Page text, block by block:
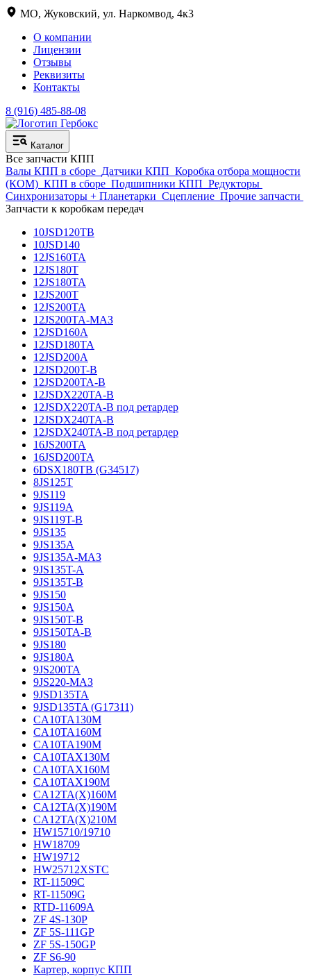
МО, Жуковский, ул. Наркомвод, 4к3
О компании
Лицензии
Отзывы
Реквизиты
Контакты
8 (916) 485-88-08
Каталог
Все запчасти КПП
Валы КПП в сборе Датчики КПП Коробка отбора мощности
(КОМ) КПП в сборе Подшипники КПП Редукторы
Синхронизаторы + Планетарки Сцепление Прочие запчасти
Запчасти к коробкам передач
10JSD120TB
10JSD140
12JS160TA
12JS180T
12JS180TA
12JS200T
12JS200TA
12JS200TA-МАЗ
12JSD160A
12JSD180TA
12JSD200A
12JSD200T-B
12JSD200TA-B
12JSDX220TA-B
12JSDX220TA-B под ретардер
12JSDX240TA-B
12JSDX240TA-B под ретардер
16JS200TA
16JSD200TA
6DSX180TB (G34517)
8JS125T
9JS119
9JS119A
9JS119T-B
9JS135
9JS135A
9JS135A-МАЗ
9JS135T-A
9JS135T-B
9JS150
9JS150A
9JS150T-B
9JS150TA-B
9JS180
9JS180A
9JS200TA
9JS220-МАЗ
9JSD135TA
9JSD135TA (G17311)
CA10TA130M
CA10TA160M
CA10TA190M
CA10TAX130M
CA10TAX160M
CA10TAX190M
CA12TA(X)160M
CA12TA(X)190M
CA12TA(X)210M
HW15710/19710
HW18709
HW19712
HW25712XSTC
RT-11509C
RT-11509G
RTD-11609A
ZF 4S-130P
ZF 5S-111GP
ZF 5S-150GP
ZF S6-90
Картер, корпус КПП